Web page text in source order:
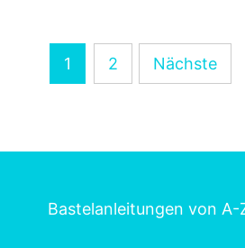
der
1 2 Nächste
Bastelanleitungen von A-